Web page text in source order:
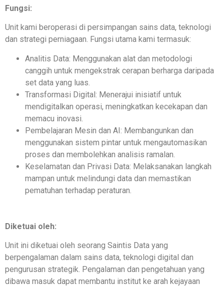
Fungsi:
Unit kami beroperasi di persimpangan sains data, teknologi
dan strategi perniagaan. Fungsi utama kami termasuk:
Analitis Data: Menggunakan alat dan metodologi
canggih untuk mengekstrak cerapan berharga daripada
set data yang luas.
Transformasi Digital: Menerajui inisiatif untuk
mendigitalkan operasi, meningkatkan kecekapan dan
memacu inovasi.
Pembelajaran Mesin dan AI: Membangunkan dan
menggunakan sistem pintar untuk mengautomasikan
proses dan membolehkan analisis ramalan.
Keselamatan dan Privasi Data: Melaksanakan langkah
mampan untuk melindungi data dan memastikan
pematuhan terhadap peraturan.
Diketuai oleh:
Unit ini diketuai oleh seorang Saintis Data yang
berpengalaman dalam sains data, teknologi digital dan
pengurusan strategik. Pengalaman dan pengetahuan yang
dibawa masuk dapat membantu institut ke arah kejayaan